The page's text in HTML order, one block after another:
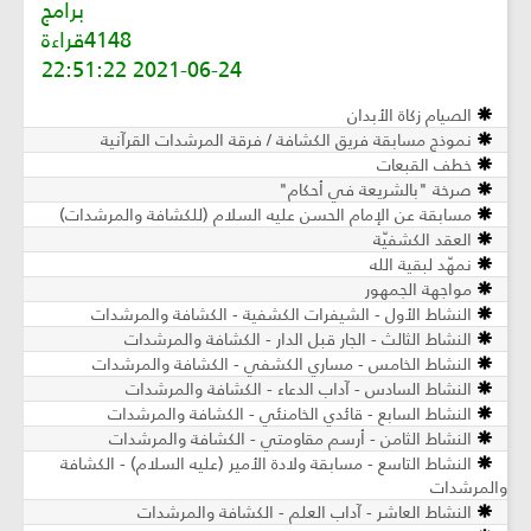
برامج
4148قراءة
2021-06-24 22:51:22
الصيام زكاة الأبدان
نموذج مسابقة فريق الكشافة / فرقة المرشدات القرآنية
خطف القبعات
صرخة "بالشريعة في أحكام"
مسابقة عن الإمام الحسن عليه السلام (للكشافة والمرشدات)
العقد الكشفيّة
نمهّد لبقية الله
مواجهة الجمهور
النشاط الأول - الشيفرات الكشفية - الكشافة والمرشدات
النشاط الثالث - الجار قبل الدار - الكشافة والمرشدات
النشاط الخامس - مساري الكشفي - الكشافة والمرشدات
النشاط السادس - آداب الدعاء - الكشافة والمرشدات
النشاط السابع - قائدي الخامنئي - الكشافة والمرشدات
النشاط الثامن - أرسم مقاومتي - الكشافة والمرشدات
النشاط التاسع - مسابقة ولادة الأمير (عليه السلام) - الكشافة
والمرشدات
النشاط العاشر - آداب العلم - الكشافة والمرشدات